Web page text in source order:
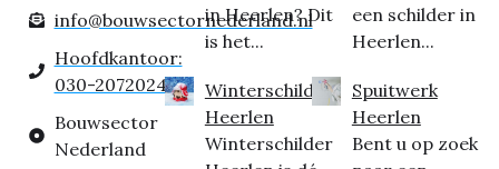
info@bouwsectornederland.nl
Hoofdkantoor:
030-2072024
Bouwsector
Nederland
in Heerlen? Dit
is het...
Winterschilder
Heerlen
Winterschilder
een schilder in
Heerlen...
Spuitwerk
Heerlen
Bent u op zoek